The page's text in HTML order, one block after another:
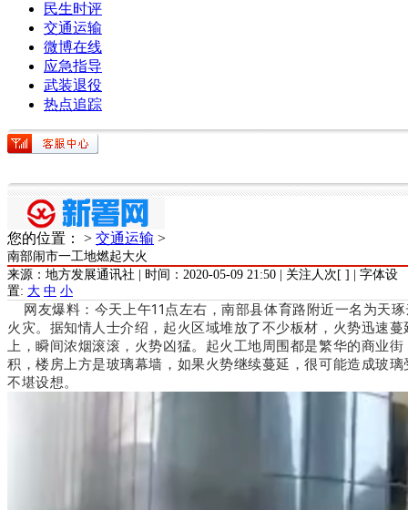
民生时评
交通运输
微博在线
应急指导
武装退役
热点追踪
您的位置： > 交通运输 >
南部闹市一工地燃起大火
来源：地方发展通讯社 | 时间：2020-05-09 21:50 | 关注人次[ ] | 字体设
置: 大 中 小
网友爆料：今天上午11点左右，南部县体育路附近一名为天
火灾。据知情人士介绍，起火区域堆放了不少板材， 火势迅速
上，瞬间浓烟滚滚，火势凶猛。起火工地周围都是繁华的商业
积，楼房上方是玻璃幕墙，如果火势继续蔓延，很可能造成玻
不堪设想。